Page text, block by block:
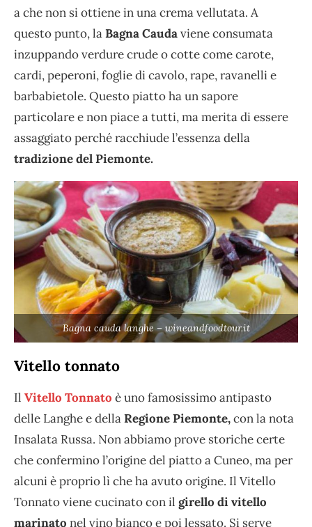
a che non si ottiene in una crema vellutata. A
questo punto, laBagna Caudaviene consumata
inzuppando verdure crude o cotte come carote,
cardi, peperoni, foglie di cavolo, rape, ravanelli e
barbabietole. Questo piatto ha un sapore
particolare e non piace a tutti, ma merita di essere
assaggiato perché racchiude l’essenza della
tradizione del Piemonte.
Bagna cauda langhe – wineandfoodtour.it
Vitello tonnato
Il Vitello Tonnato è uno famosissimo antipasto
delle Langhe e dellaRegione Piemonte,con la nota
Insalata Russa. Non abbiamo prove storiche certe
che confermino l’origine del piatto a Cuneo, ma per
alcuni è proprio lì che ha avuto origine. Il Vitello
Tonnato viene cucinato con il girello di vitello
marinato nel vino bianco e poi lessato. Si serve